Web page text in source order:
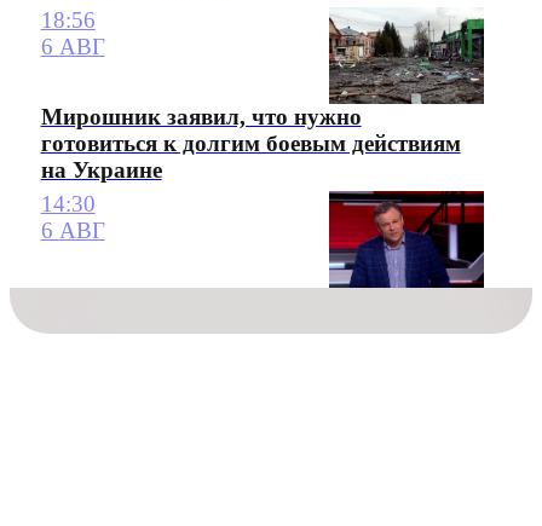
18:56
6 АВГ
Мирошник заявил, что нужно
готовиться к долгим боевым действиям
на Украине
14:30
6 АВГ